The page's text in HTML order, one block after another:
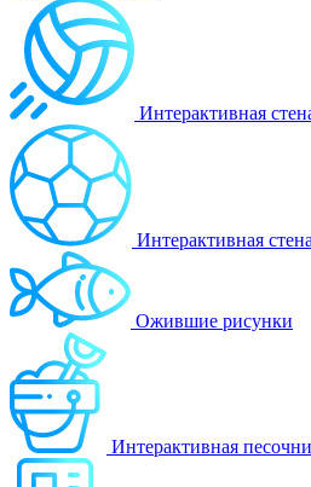
Интерактивная
Интерактивная
Ожившие рисунки
Интерактивная